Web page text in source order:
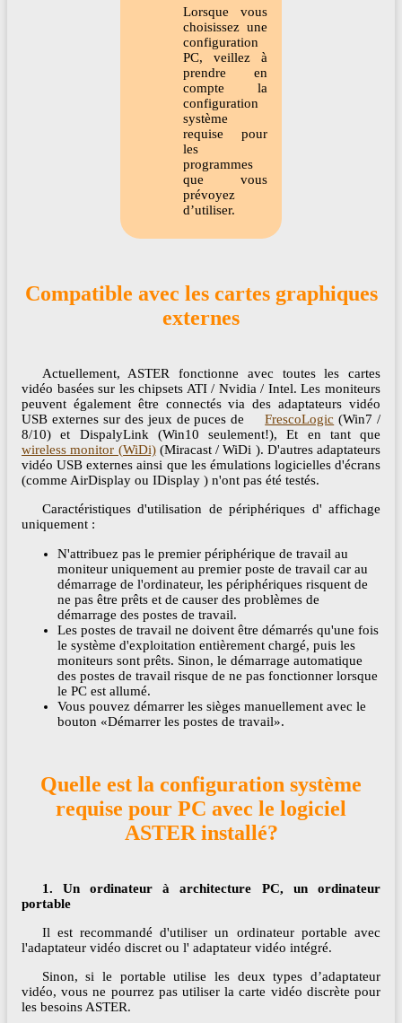
Lorsque vous
choisissez une
configuration
PC, veillez à
prendre en
compte la
configuration
système
requise pour
les
programmes
que vous
prévoyez
d’utiliser.
Compatible avec les cartes graphiques
externes
Actuellement, ASTER fonctionne avec toutes les cartes
vidéo basées sur les chipsets ATI / Nvidia / Intel. Les moniteurs
peuvent également être connectés via des adaptateurs vidéo
USB externes sur des jeux de puces de
FrescoLogic (Win7 /
8/10) et DispalyLink (Win10 seulement!), Et en tant que
wireless monitor (WiDi)(Miracast / WiDi ). D'autres adaptateurs
vidéo USB externes ainsi que les émulations logicielles d'écrans
(comme AirDisplay ou IDisplay ) n'ont pas été testés.
Caractéristiques d'utilisation de périphériques d' affichage
uniquement :
N'attribuez pas le premier périphérique de travail au
moniteur uniquement au premier poste de travail car au
démarrage de l'ordinateur, les périphériques risquent de
ne pas être prêts et de causer des problèmes de
démarrage des postes de travail.
Les postes de travail ne doivent être démarrés qu'une fois
le système d'exploitation entièrement chargé, puis les
moniteurs sont prêts. Sinon, le démarrage automatique
des postes de travail risque de ne pas fonctionner lorsque
le PC est allumé.
Vous pouvez démarrer les sièges manuellement avec le
bouton «Démarrer les postes de travail».
Quelle est la configuration système
requise pour PC avec le logiciel
ASTER installé?
1. Un ordinateur à architecture PC, un ordinateur
portable
Il est recommandé d'utiliser un ordinateur portable avec
l'adaptateur vidéo discret ou l' adaptateur vidéo intégré.
Sinon, si le portable utilise les deux types d’adaptateur
vidéo, vous ne pourrez pas utiliser la carte vidéo discrète pour
les besoins ASTER.